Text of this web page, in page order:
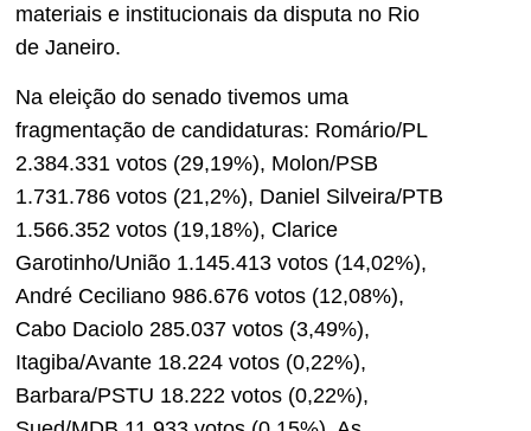
materiais e institucionais da disputa no Rio
de Janeiro.
Na eleição do senado tivemos uma
fragmentação de candidaturas: Romário/PL
2.384.331 votos (29,19%), Molon/PSB
1.731.786 votos (21,2%), Daniel Silveira/PTB
1.566.352 votos (19,18%), Clarice
Garotinho/União 1.145.413 votos (14,02%),
André Ceciliano 986.676 votos (12,08%),
Cabo Daciolo 285.037 votos (3,49%),
Itagiba/Avante 18.224 votos (0,22%),
Barbara/PSTU 18.222 votos (0,22%),